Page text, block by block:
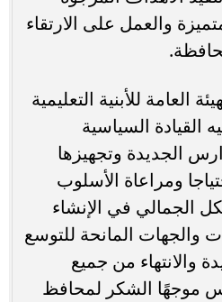
والعمل على الارتقاء
العامة للأبنية التعليمية
القيادة السياسية
الجديدة وتجهيزها
ومراعاة الأسلوب
الجمالي في الإنشاء
والجهات المانحة للتوسع
والانتهاء من جميع
موجهًا الشكر لمحافظ